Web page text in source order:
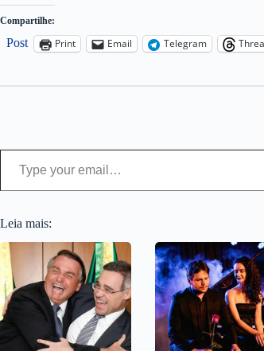
Compartilhe:
Post Print Email Telegram
Type your email…
Leia mais: